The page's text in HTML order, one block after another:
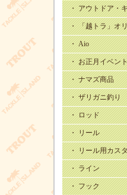
・ アウトドア・
・ 「越トラ」オ
・ Aio
・ お正月イベント
・ ナマズ商品
・ ザリガニ釣り
・ ロッド
・ リール
・ リール用カス
・ ライン
・ フック